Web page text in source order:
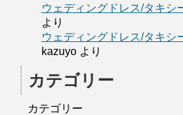
ウェディングドレス/タキシ
より
ウェディングドレス/タキシ
kazuyo より
カテゴリー
カテゴリー